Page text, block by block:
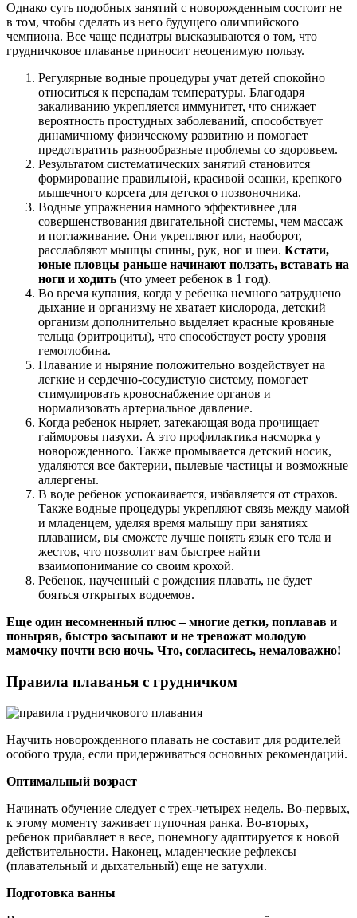
Однако суть подобных занятий с новорожденным состоит не
в том, чтобы сделать из него будущего олимпийского
чемпиона. Все чаще педиатры высказываются о том, что
грудничковое плаванье приносит неоценимую пользу.
Регулярные водные процедуры учат детей спокойно
относиться к перепадам температуры. Благодаря
закаливанию укрепляется иммунитет, что снижает
вероятность простудных заболеваний, способствует
динамичному физическому развитию и помогает
предотвратить разнообразные проблемы со здоровьем.
Результатом систематических занятий становится
формирование правильной, красивой осанки, крепкого
мышечного корсета для детского позвоночника.
Водные упражнения намного эффективнее для
совершенствования двигательной системы, чем массаж
и поглаживание. Они укрепляют или, наоборот,
расслабляют мышцы спины, рук, ног и шеи. Кстати,
юные пловцы раньше начинают ползать, вставать на
ноги и ходить (что умеет ребенок в 1 год).
Во время купания, когда у ребенка немного затруднено
дыхание и организму не хватает кислорода, детский
организм дополнительно выделяет красные кровяные
тельца (эритроциты), что способствует росту уровня
гемоглобина.
Плавание и ныряние положительно воздействует на
легкие и сердечно-сосудистую систему, помогает
стимулировать кровоснабжение органов и
нормализовать артериальное давление.
Когда ребенок ныряет, затекающая вода прочищает
гайморовы пазухи. А это профилактика насморка у
новорожденного. Также промывается детский носик,
удаляются все бактерии, пылевые частицы и возможные
аллергены.
В воде ребенок успокаивается, избавляется от страхов.
Также водные процедуры укрепляют связь между мамой
и младенцем, уделяя время малышу при занятиях
плаванием, вы сможете лучше понять язык его тела и
жестов, что позволит вам быстрее найти
взаимопонимание со своим крохой.
Ребенок, наученный с рождения плавать, не будет
бояться открытых водоемов.
Еще один несомненный плюс – многие детки, поплавав и
поныряв, быстро засыпают и не тревожат молодую
мамочку почти всю ночь. Что, согласитесь, немаловажно!
Правила плаванья с грудничком
Научить новорожденного плавать не составит для родителей
особого труда, если придерживаться основных рекомендаций.
Оптимальный возраст
Начинать обучение следует с трех-четырех недель. Во-первых,
к этому моменту заживает пупочная ранка. Во-вторых,
ребенок прибавляет в весе, понемногу адаптируется к новой
действительности. Наконец, младенческие рефлексы
(плавательный и дыхательный) еще не затухли.
Подготовка ванны